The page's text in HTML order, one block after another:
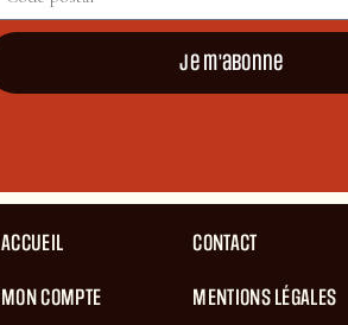
Je m'abonne
ACCUEIL
MON COMPTE
CONTACT
MENTIONS LÉGALES